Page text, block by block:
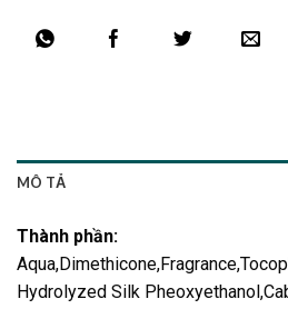
MÔ TẢ
Thành phần:
Hydrolyzed Silk